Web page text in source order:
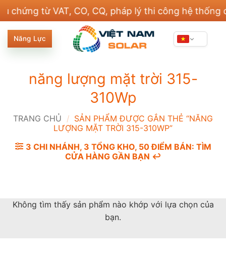
nội
dung
từ VAT, CO, CQ, pháp lý thi công hệ thống điện
Năng Lực
năng lượng mặt trời 315-
310Wp
TRANG CHỦ / SẢN PHẨM ĐƯỢC GẮN THẺ “NĂNG
LƯỢNG MẶT TRỜI 315-310WP”
3 CHI NHÁNH, 3 TỔNG KHO, 50 ĐIỂM BÁN: TÌM
CỬA HÀNG GẦN BẠN ↩️
Không tìm thấy sản phẩm nào khớp với lựa chọn của
bạn.